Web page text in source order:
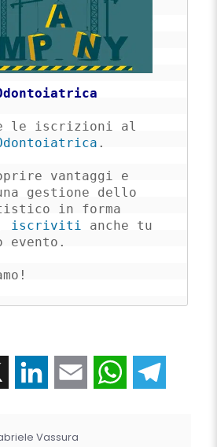
.
vantaggi e
gestione dello
in forma
iscriviti anche tu
evento.
LinkedIn Email WhatsApp
Vassura